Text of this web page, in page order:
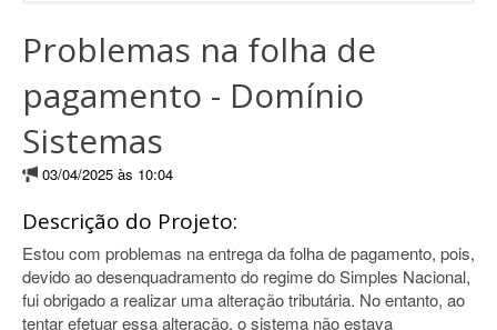
Problemas na folha de
pagamento - Domínio
Sistemas
03/04/2025 às 10:04
Descrição do Projeto:
Estou com problemas na entrega da folha de pagamento, pois,
devido ao desenquadramento do regime do Simples Nacional,
fui obrigado a realizar uma alteração tributária. No entanto, ao
tentar efetuar essa alteração, o sistema não estava